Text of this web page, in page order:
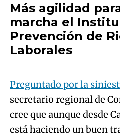
Más agilidad
marcha el
Prevención de
Laborales
Algo
Try
Preguntado por la
secretario regional de
cree que aunque desde
está haciendo un buen